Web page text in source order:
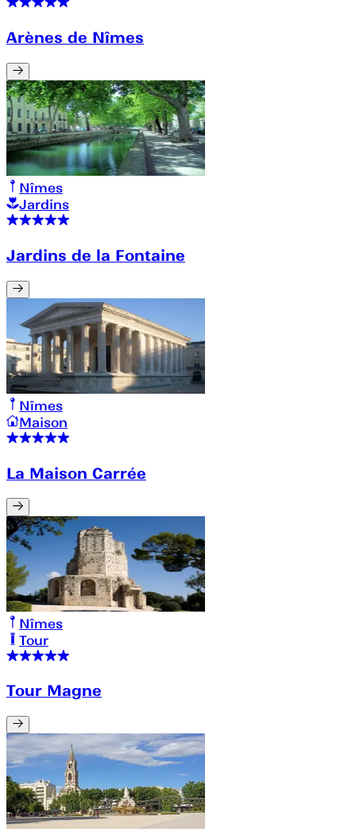
Arènes de Nîmes
Nîmes
Jardins
Jardins de la Fontaine
Nîmes
Maison
La Maison Carrée
Nîmes
Tour
Tour Magne